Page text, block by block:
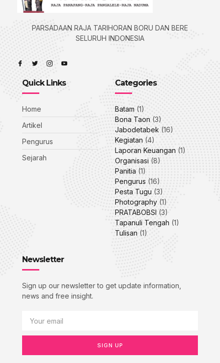
PARSADAAN RAJA TARIHORAN BORU DAN BERE
SELURUH INDONESIA
Quick Links
Home
Artikel
Pengurus
Sejarah
Categories
Batam (1)
Bona Taon (3)
Jabodetabek (16)
Kegiatan (4)
Laporan Keuangan (1)
Organisasi (8)
Panitia (1)
Pengurus (16)
Pesta Tugu (3)
Photography (1)
PRATABOBSI (3)
Tapanuli Tengah (1)
Tulisan (1)
Newsletter
Sign up our newsletter to get update information,
news and free insight.
SIGN UP